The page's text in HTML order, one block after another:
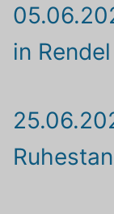
in Rendel